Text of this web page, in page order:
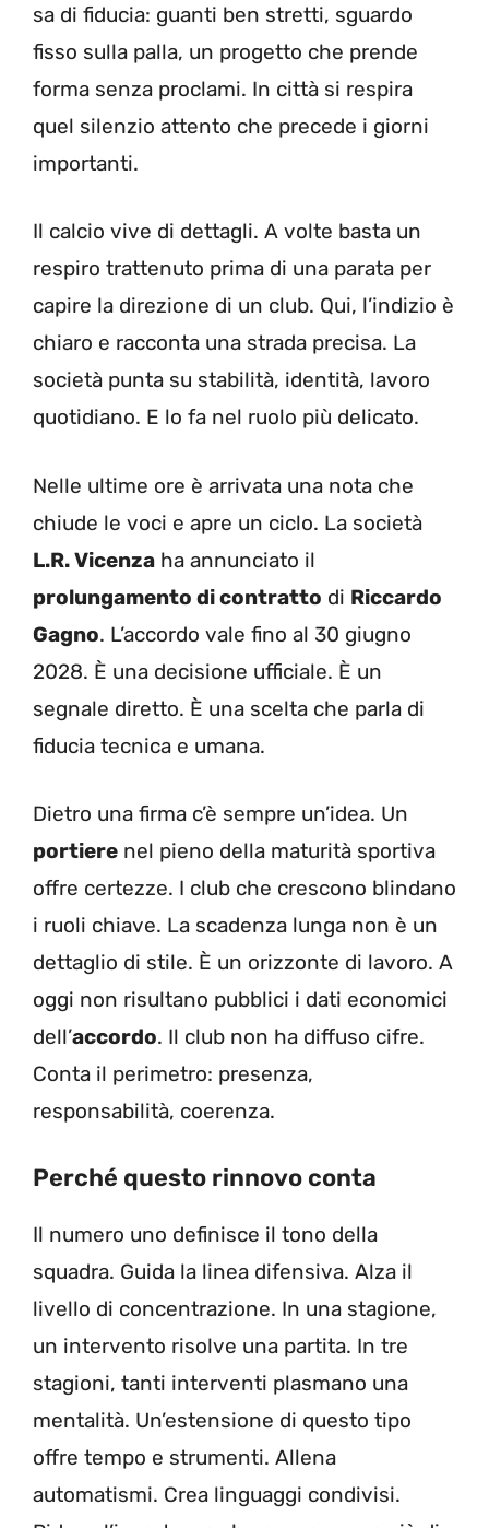
sa di fiducia: guanti ben stretti, sguardo
fisso sulla palla, un progetto che prende
forma senza proclami. In città si respira
quel silenzio attento che precede i giorni
importanti.
Il calcio vive di dettagli. A volte basta un
respiro trattenuto prima di una parata per
capire la direzione di un club. Qui, l’indizio è
chiaro e racconta una strada precisa. La
società punta su stabilità, identità, lavoro
quotidiano. E lo fa nel ruolo più delicato.
Nelle ultime ore è arrivata una nota che
chiude le voci e apre un ciclo. La società
L.R. Vicenza ha annunciato il
prolungamento di contratto di Riccardo
Gagno. L’accordo vale fino al 30 giugno
2028. È una decisione ufficiale. È un
segnale diretto. È una scelta che parla di
fiducia tecnica e umana.
Dietro una firma c’è sempre un’idea. Un
portiere nel pieno della maturità sportiva
offre certezze. I club che crescono blindano
i ruoli chiave. La scadenza lunga non è un
dettaglio di stile. È un orizzonte di lavoro. A
oggi non risultano pubblici i dati economici
dell’accordo. Il club non ha diffuso cifre.
Conta il perimetro: presenza,
responsabilità, coerenza.
Perché questo rinnovo conta
Il numero uno definisce il tono della
squadra. Guida la linea difensiva. Alza il
livello di concentrazione. In una stagione,
un intervento risolve una partita. In tre
stagioni, tanti interventi plasmano una
mentalità. Un’estensione di questo tipo
offre tempo e strumenti. Allena
automatismi. Crea linguaggi condivisi.